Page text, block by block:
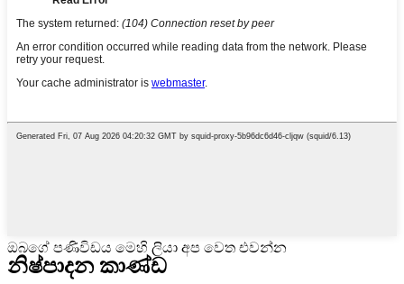
ඔබගේ පණිවිඩය මෙහි ලියා අප වෙත එවන්න
නිෂ්පාදන කාණ්ඩ